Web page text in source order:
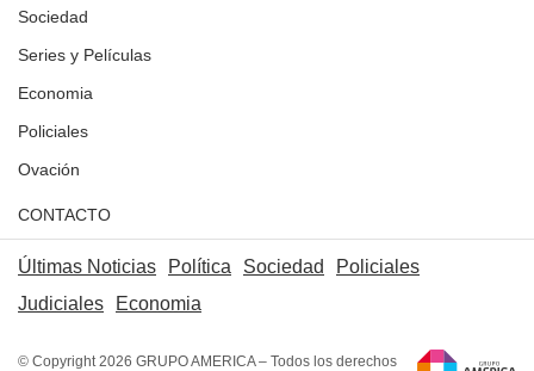
Sociedad
Series y Películas
Economia
Policiales
Ovación
CONTACTO
Últimas Noticias Política Sociedad
Policiales
Judiciales
Economia
© Copyright 2026 GRUPO AMERICA – Todos los derechos